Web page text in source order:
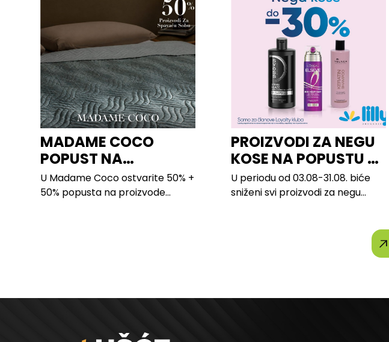
MADAME COCO
POPUST NA
PROIZVODE ZA
SPAVAĆU SOBU
U Madame Coco ostvarite 50% +
50% popusta na proizvode...
PROIZVODI ZA NEGU
KOSE NA POPUSTU U
LILLY
U periodu od 03.08-31.08. biće
sniženi svi proizvodi za negu